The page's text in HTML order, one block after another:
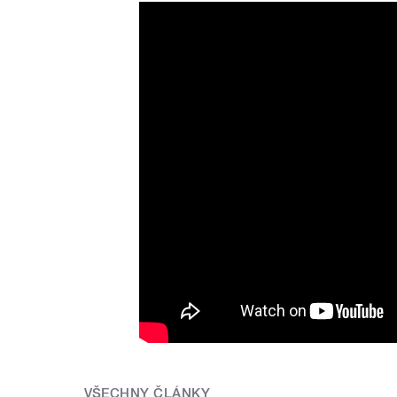
VŠECHNY ČLÁNKY